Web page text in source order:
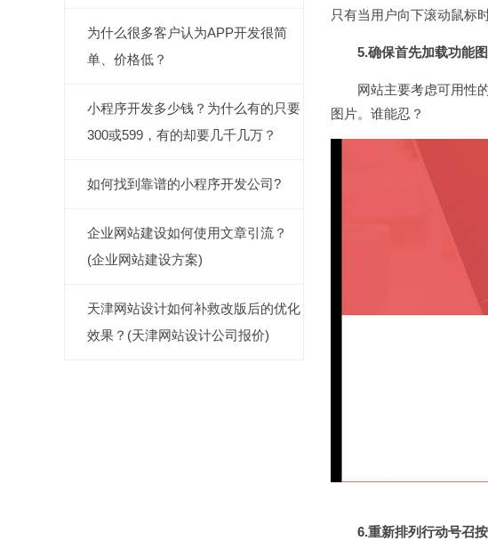
为什么很多客户认为APP开发很简
单、价格低？
小程序开发多少钱？为什么有的只要
300或599，有的却要几千几万？
如何找到靠谱的小程序开发公司?
企业网站建设如何使用文章引流？
(企业网站建设方案)
天津网站设计如何补救改版后的优化
效果？(天津网站设计公司报价)
只有当用户向下滚动鼠
5.确保首先加载功能
网站主要考虑可用性的
图片。谁能忍？
6.重新排列行动号召